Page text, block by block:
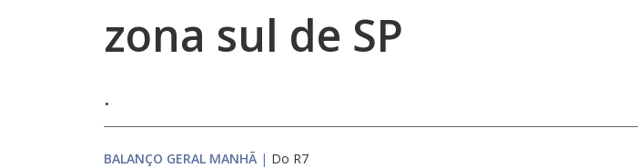
zona sul de SP
.
BALANÇO GERAL MANHÃ | Do R7